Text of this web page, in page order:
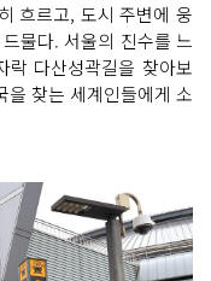
흐르고, 도시 주변에 웅
물다. 서울의 진수를 느
락 다산성곽길을 찾아보
을 찾는 세계인들에게 소